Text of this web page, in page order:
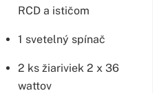
RCD a ističom
1 svetelný spínač
2 ks žiariviek 2 x 36
wattov